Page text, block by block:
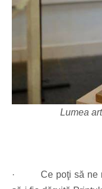
Lumea
·Ce poţi să ne